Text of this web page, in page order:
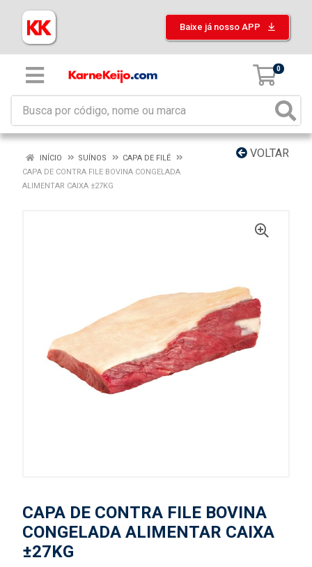
Baixe já nosso APP
0
VOLTAR
INÍCIO SUÍNOS
CAPA DE FILÉ
CAPA DE CONTRA FILE BOVINA CONGELADA
ALIMENTAR CAIXA ±27KG
CAPA DE CONTRA FILE BOVINA
CONGELADA ALIMENTAR CAIXA
±27KG